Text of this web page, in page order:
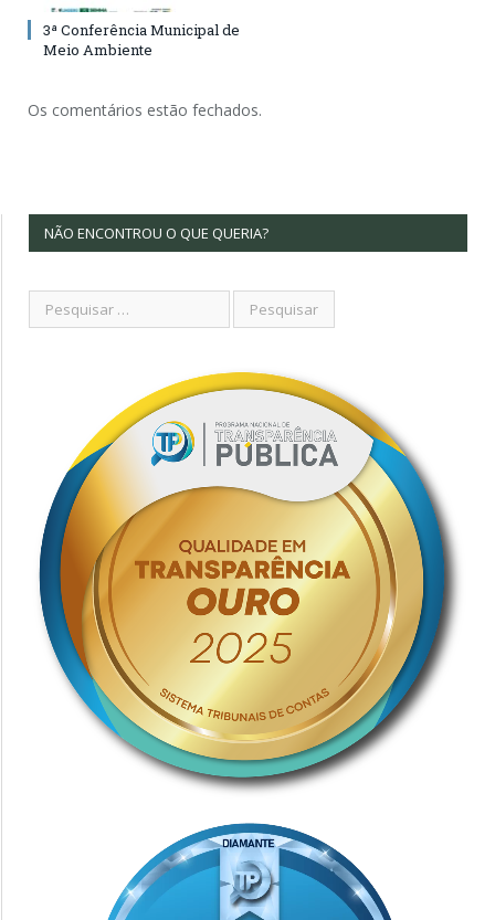
3ª Conferência Municipal de
Meio Ambiente
Os comentários estão fechados.
NÃO ENCONTROU O QUE QUERIA?